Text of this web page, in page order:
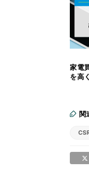
家電
を高
関